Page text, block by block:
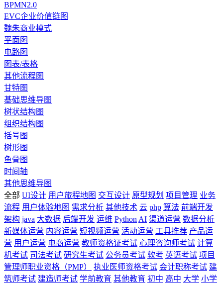
BPMN2.0
EVC企业价值链图
魏朱商业模式
平面图
电路图
图表/表格
其他流程图
甘特图
基础思维导图
树状结构图
组织结构图
括号图
树形图
鱼骨图
时间轴
其他思维导图
全部 UI设计 用户旅程地图 交互设计 原型规划 项目管理 业务
流程 用户体验地图 需求分析 其他技术 云 php 算法 前端开发
架构 java 大数据 后端开发 运维 Python AI 渠道运营 数据分析
新媒体运营 内容运营 短视频运营 活动运营 工具推荐 产品运
营 用户运营 电商运营 教师资格证考试 心理咨询师考试 计算
机考试 司法考试 研究生考试 公务员考试 软考 英语考试 项目
管理师职业资格（PMP）
执业医师资格考试 会计职称考试 建
筑师考试 建造师考试 学前教育 其他教育 初中 高中 大学 小学